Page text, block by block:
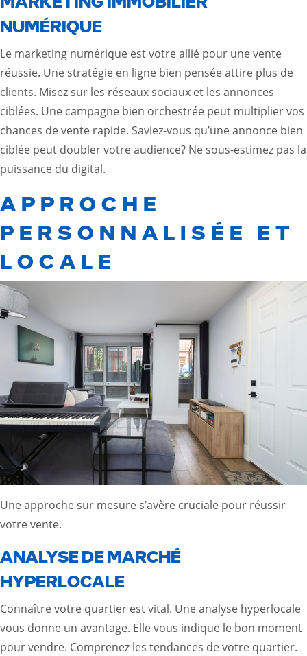
NUMÉRIQUE
Le marketing numérique est votre allié pour une vente
réussie. Une stratégie en ligne bien pensée attire plus de
clients. Misez sur les réseaux sociaux et les annonces
ciblées. Une campagne bien orchestrée peut multiplier vos
chances de vente rapide. Saviez-vous qu’une annonce bien
ciblée peut doubler votre audience? Ne sous-estimez pas la
puissance du digital.
APPROCHE
PERSONNALISÉE ET
LOCALE
Une approche sur mesure s’avère cruciale pour réussir
votre vente.
ANALYSE DE MARCHÉ
HYPERLOCALE
Connaître votre quartier est vital. Une analyse hyperlocale
vous donne un avantage. Elle vous indique le bon moment
pour vendre. Comprenez les tendances de votre quartier.